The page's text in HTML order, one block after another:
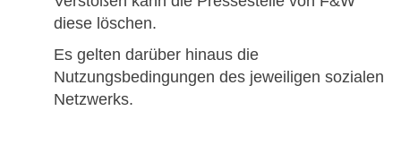
diese löschen.
Es gelten darüber hinaus die
Nutzungsbedingungen des jeweiligen sozialen
Netzwerks.